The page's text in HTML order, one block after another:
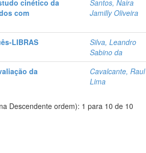
cinético da
com
Santos, Naira
Jamilly Oliveira
LIBRAS
Silva, Leandro
Sabino da
da
Cavalcante, Raul
Lima
Descendente ordem): 1 para 10 de 10